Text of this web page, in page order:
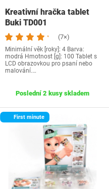
Kreativní hračka tablet
Buki TD001
(7×)
Minimální věk [roky]: 4 Barva:
modrá Hmotnost [g]: 100 Tablet s
LCD obrazovkou pro psaní nebo
malování.…
Poslední 2 kusy skladem
First minute